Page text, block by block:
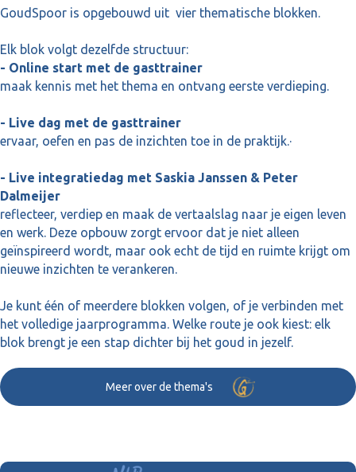
GoudSpoor is opgebouwd uit vier thematische blokken.
Elk blok volgt dezelfde structuur:
- Online start met de gasttrainer
maak kennis met het thema en ontvang eerste verdieping.
- Live dag met de gasttrainer
ervaar, oefen en pas de inzichten toe in de praktijk.·
- Live integratiedag met Saskia Janssen & Peter
Dalmeijer
reflecteer, verdiep en maak de vertaalslag naar je eigen leven
en werk. Deze opbouw zorgt ervoor dat je niet alleen
geïnspireerd wordt, maar ook echt de tijd en ruimte krijgt om
nieuwe inzichten te verankeren.
Je kunt één of meerdere blokken volgen, of je verbinden met
het volledige jaarprogramma. Welke route je ook kiest: elk
blok brengt je een stap dichter bij het goud in jezelf.
Meer over de thema's